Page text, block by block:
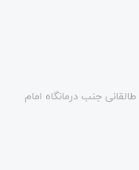
جنب درمانگاه امام